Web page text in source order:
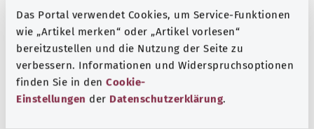
Das Portal verwendet Cookies, um Service-Funktionen
wie „Artikel merken“ oder „Artikel vorlesen“
bereitzustellen und die Nutzung der Seite zu
verbessern. Informationen und Widerspruchsoptionen
finden Sie in den Cookie-
Einstellungen der Datenschutzerklärung.
Указание
Источник
The explanations of ICD and OPS codes are provided by
the non-profit organization “Was hab’ ich?”